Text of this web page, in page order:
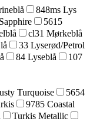
848ms Lys
5615
cl31 Mørkeblå
33 Lyserød/Petrol
84 Lyseblå
107
Turquoise
5654
9785 Coastal
Turkis Metallic